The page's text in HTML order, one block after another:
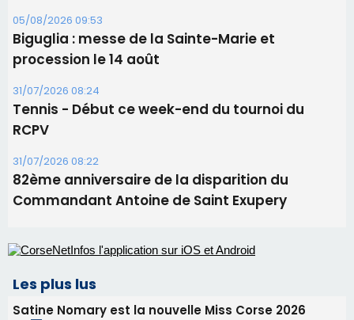
05/08/2026 09:53
Biguglia : messe de la Sainte-Marie et
procession le 14 août
31/07/2026 08:24
Tennis - Début ce week-end du tournoi du
RCPV
31/07/2026 08:22
82ème anniversaire de la disparition du
Commandant Antoine de Saint Exupery
Les plus lus
Satine Nomary est la nouvelle Miss Corse 2026